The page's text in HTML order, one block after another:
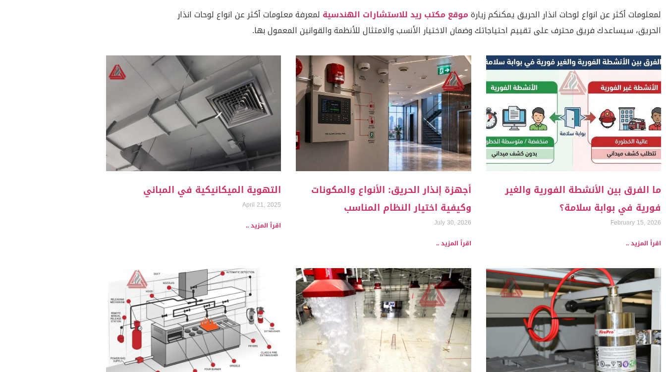
لمعلومات أكثر عن انواع لوحات انذار الحريق يمكنكم زيارةموقع مكتب ريد للاستشارات الهندسية لمعرفة معلومات أكثر عن انواع لوحات انذار
الحريق، سيساعدك فريق محترف على تقييم احتياجاتك وضمان الاختيار الأنسب والامتثال للأنظمة والقوانين المعمول بها.
ما الفرق بين الأنشطة الفورية والغير
فورية في بوابة سلامة؟
February 15, 2026
اقرأ المزيد ..
أجهزة إنذار الحريق: الأنواع والمكونات
وكيفية اختيار النظام المناسب
July 30, 2026
اقرأ المزيد ..
التهوية الميكانيكية في المباني
April 21, 2025
اقرأ المزيد ..